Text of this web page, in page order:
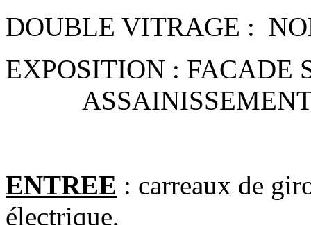
DOUBLE VITRAGE :
EXPOSITION :
ASSAINISSEMENT
ENTREE : carreaux de
électrique,